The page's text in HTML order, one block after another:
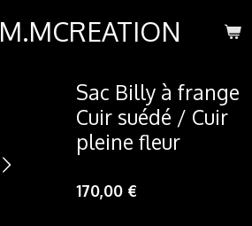
M.MCREATION
Sac Billy à frange
Cuir suédé / Cuir
pleine fleur
170,00 €